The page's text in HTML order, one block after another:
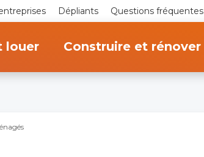
Dépliants Questions fréquentes
louer Construire et rénover